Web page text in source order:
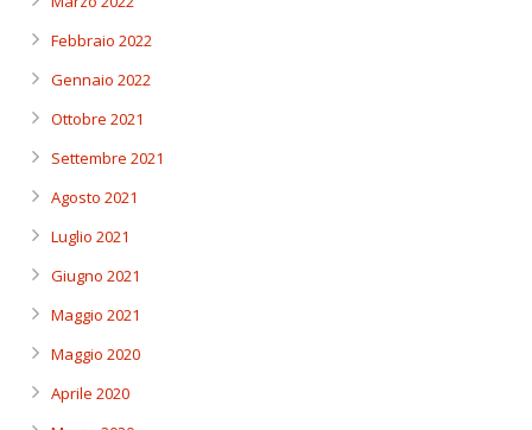
Febbraio 2022
Gennaio 2022
Ottobre 2021
Settembre 2021
Agosto 2021
Luglio 2021
Giugno 2021
Maggio 2021
Maggio 2020
Aprile 2020